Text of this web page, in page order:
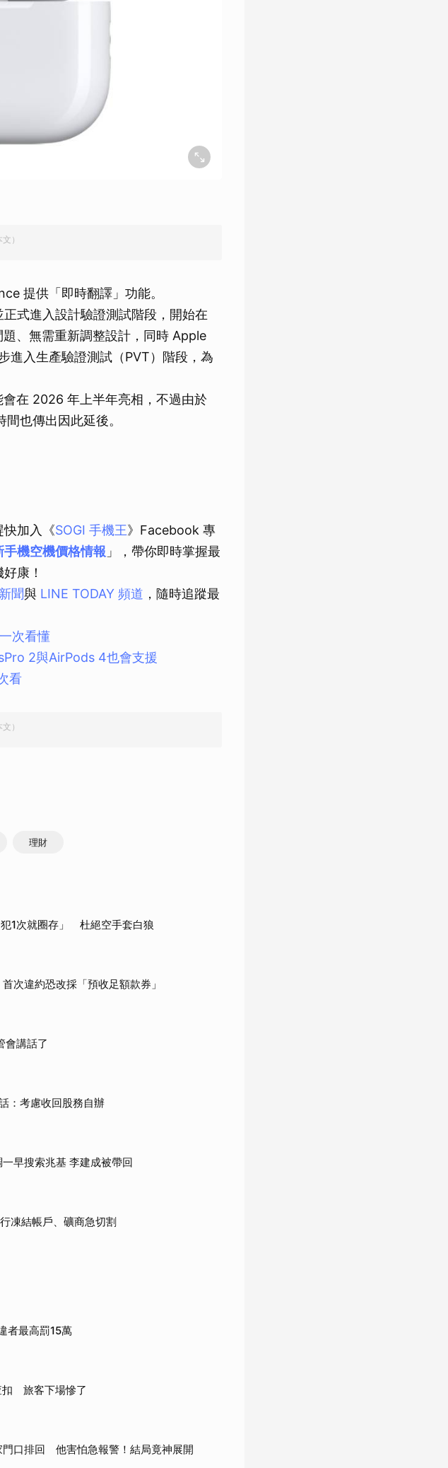
）
提供「即時翻譯」功能。
式進入設計驗證測試階段，開始在
、無需重新調整設計，同時 Apple
進入生產驗證測試（PVT）階段，為
在 2026 年上半年亮相，不過由於
也傳出因此延後。
快加入《SOGI 手機王》Facebook 專
機空機價格情報 」，帶你即時掌握最
康！
聞與 LINE TODAY 頻道 ，隨時追蹤最
次看懂
2與AirPods 4也會支援
看
）
理財
1次就圈存」 杜絕空手套白狼
次違約恐改採「預收足額款券」
會講話了
：考慮收回股務自辦
早搜索兆基 李建成被帶回
凍結帳戶、礦商急切割
者最高罰15萬
扣 旅客下場慘了
口排回 他害怕急報警！結局竟神展開